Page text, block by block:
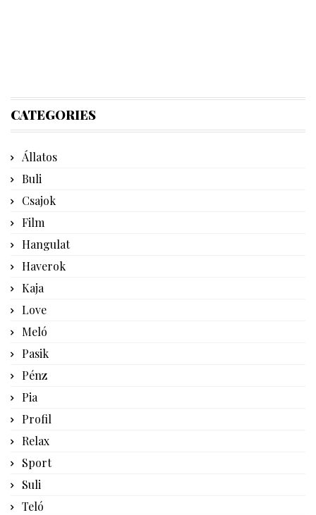
CATEGORIES
Állatos
Buli
Csajok
Film
Hangulat
Haverok
Kaja
Love
Meló
Pasik
Pénz
Pia
Profil
Relax
Sport
Suli
Teló